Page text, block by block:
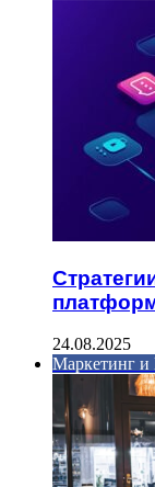
24.08.2025
Маркетинг